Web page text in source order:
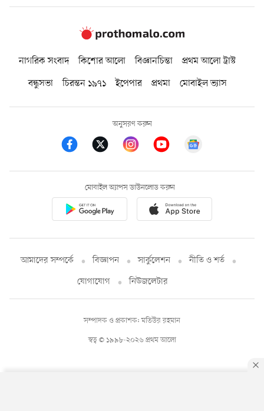
নাগরিক সংবাদ কিশোর আলো বিজ্ঞানচিন্তা
প্রথম আলো ট্রাস্ট
বন্ধুসভা
চিরন্তন ১৯৭১ ইপেপার প্রথমা মোবাইল ভ্যাস
অনুসরণ করুন
মোবাইল অ্যাপস ডাউনলোড করুন
আমাদের সম্পর্কে বিজ্ঞাপন সার্কুলেশন
নীতি ও শর্ত
যোগাযোগ
নিউজলেটার
স্বত্ব © ১৯৯৮-২০২৬ প্রথম আলো
সম্পাদক ও প্রকাশক: মতিউর রহমান